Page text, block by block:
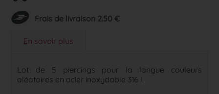
Frais de livraison 2.50 €
En savoir plus
Lot de 5 piercings pour la langue couleurs
aléatoires en acier inoxydable 316 L